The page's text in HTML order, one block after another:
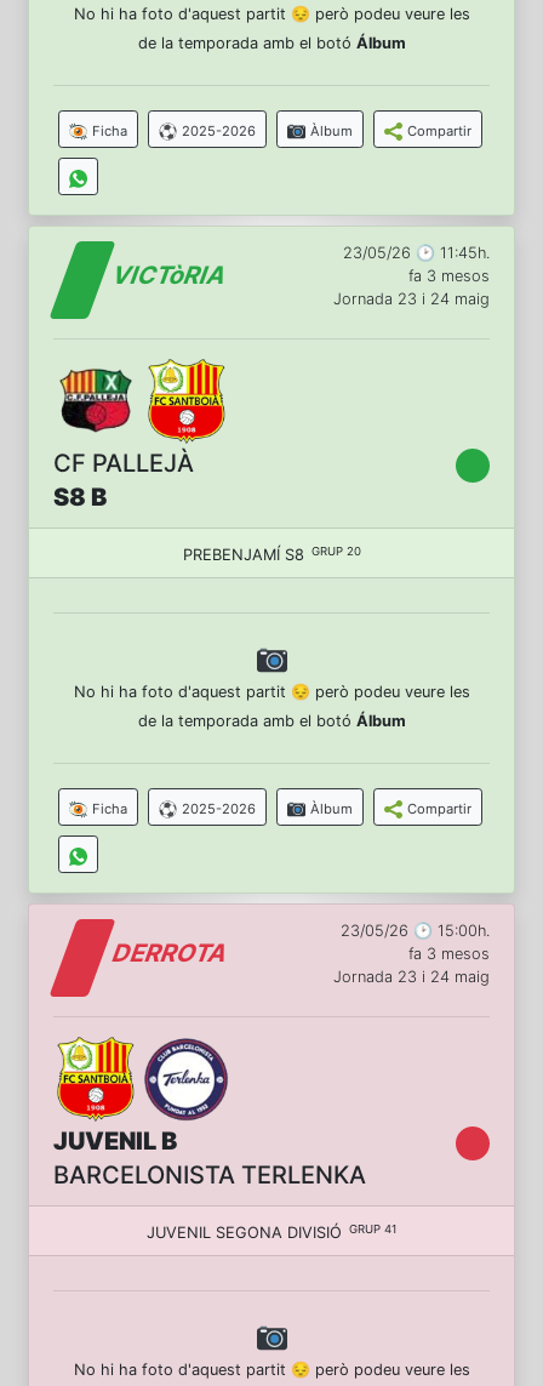
No hi ha foto d'aquest partit 😔 però podeu veure les
de la temporada amb el botó Álbum
Ficha 2025-2026 Àlbum Compartir
VICTòRIA
23/05/26 🕑 11:45h.
fa 3 mesos
Jornada 23 i 24 maig
CF PALLEJÀ
S8 B
PREBENJAMÍ S8 GRUP 20
No hi ha foto d'aquest partit 😔 però podeu veure les
de la temporada amb el botó Álbum
Ficha 2025-2026 Àlbum Compartir
DERROTA
23/05/26 🕑 15:00h.
fa 3 mesos
Jornada 23 i 24 maig
JUVENIL B
BARCELONISTA TERLENKA
JUVENIL SEGONA DIVISIÓ GRUP 41
No hi ha foto d'aquest partit 😔 però podeu veure les